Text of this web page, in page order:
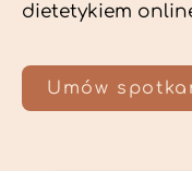
dietetykiem
Umów